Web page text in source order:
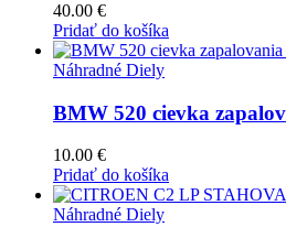
40.00 €
Pridať do košíka
Náhradné Diely
BMW 520 cievka
10.00 €
Pridať do košíka
Náhradné Diely